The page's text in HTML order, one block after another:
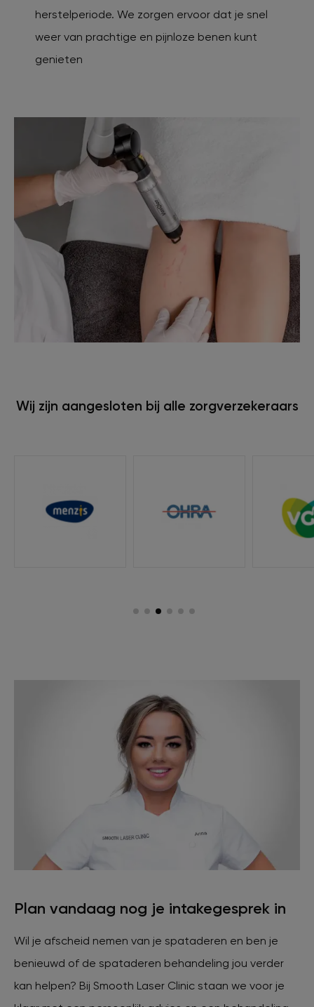
herstelperiode. We zorgen ervoor dat je snel
weer van prachtige en pijnloze benen kunt
genieten
Wij zijn aangesloten bij alle zorgverzekeraars
Plan vandaag nog je intakegesprek in
Wil je afscheid nemen van je spataderen en ben je
benieuwd of de spataderen behandeling jou verder
kan helpen? Bij Smooth Laser Clinic staan we voor je